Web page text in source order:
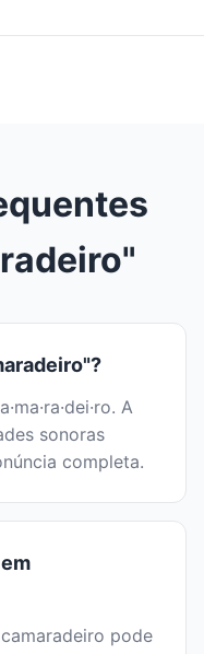
A
sonoras
completa.
pode